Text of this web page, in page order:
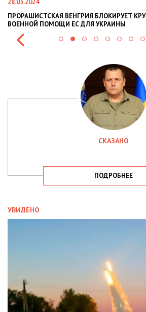
КРУПНЫЙ ПАКЕТ
СКАЗАНО
ПОДРОБНЕЕ
УВИДЕНО